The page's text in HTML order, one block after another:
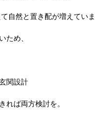
自然と置き配が増えていま
ため、
関設計
れば両方検討を。